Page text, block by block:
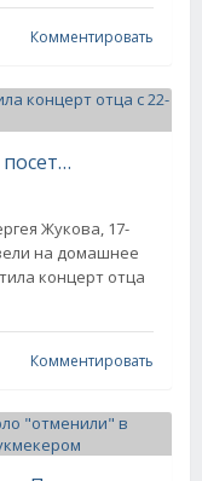
Комментировать
17-летняя дочь Сергея Жукова посетила концерт отца с 22-летним бойфрендом
Жукова, 17-
на домашнее
концерт отца
Комментировать